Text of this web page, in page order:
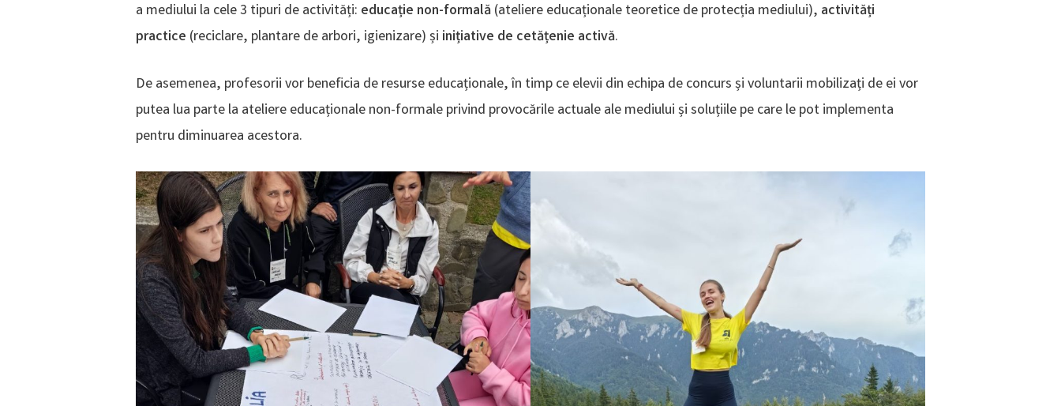
a mediului la cele 3 tipuri de activități: educație non-formală(ateliere educaționale teoretice de protecția mediului), activități
practice (reciclare, plantare de arbori, igienizare) și inițiative de cetățenie activă.
De asemenea, profesorii vor beneficia de resurse educaționale, în timp ce elevii din echipa de concurs și voluntarii mobilizați de ei vor
putea lua parte la ateliere educaționale non-formale privind provocările actuale ale mediului și soluțiile pe care le pot implementa
pentru diminuarea acestora.